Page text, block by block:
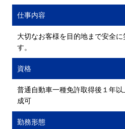
仕事内容
大切なお客様を目的地まで安全
す。
資格
普通自動車一種免許取得後１年
成可
勤務形態